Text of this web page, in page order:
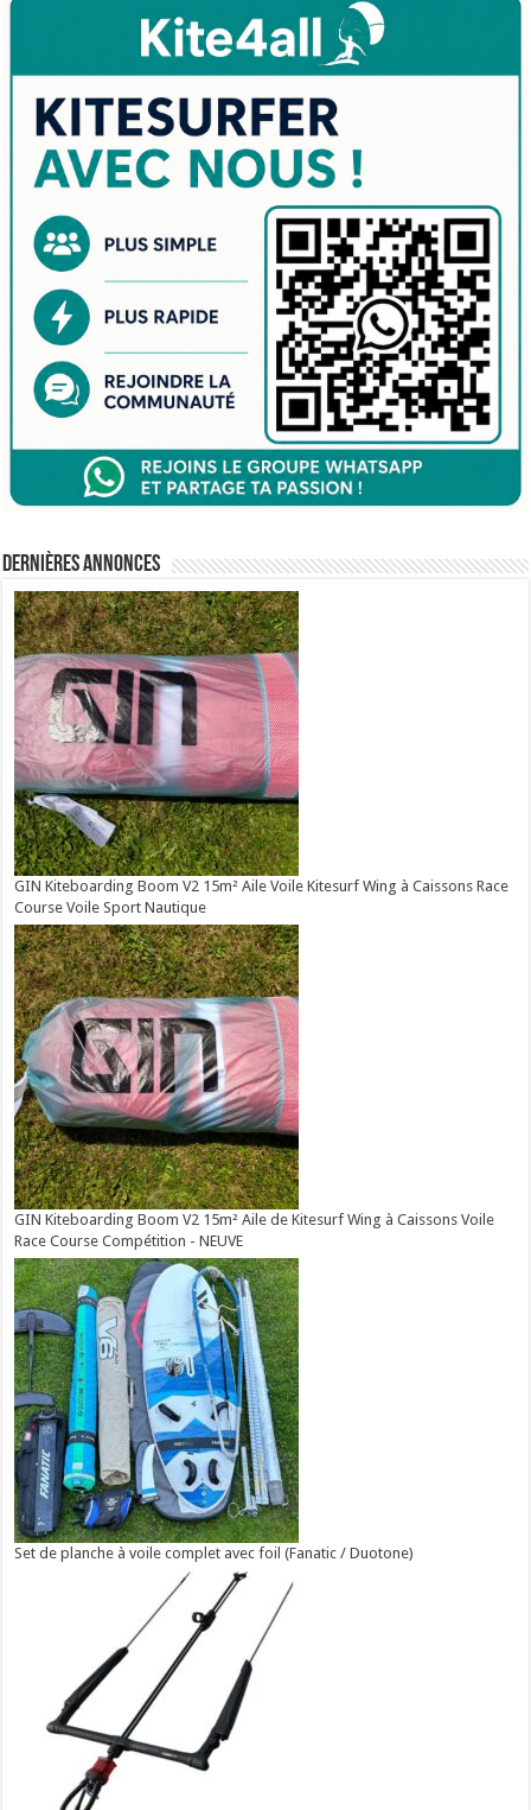
Dernières annonces
GIN Kiteboarding Boom V2 15m² Aile Voile Kitesurf Wing à Caissons Race
Course Voile Sport Nautique
GIN Kiteboarding Boom V2 15m² Aile de Kitesurf Wing à Caissons Voile
Race Course Compétition - NEUVE
Set de planche à voile complet avec foil (Fanatic / Duotone)